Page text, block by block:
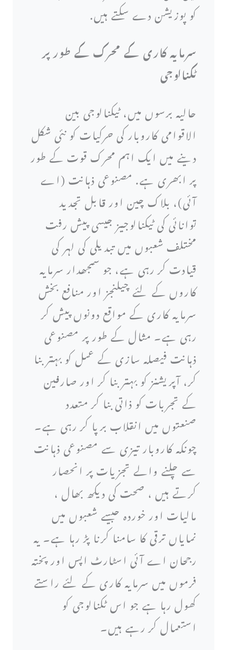
کو پوزیشن دے سکتے ہیں.
سرمایہ کاری کے محرک کے طور پر
ٹکنالوجی
حالیہ برسوں میں، ٹیکنالوجی بین
الاقوامی کاروبار کی حرکیات کو نئی شکل
دینے میں ایک اہم محرک قوت کے طور
پر ابھری ہے. مصنوعی ذہانت (اے
آئی)، بلاک چین اور قابل تجدید
توانائی کی ٹیکنالوجیز جیسی پیش رفت
مختلف شعبوں میں تبدیلی کی لہر کی
قیادت کر رہی ہے، جو سمجھدار سرمایہ
کاروں کے لئے چیلنجز اور منافع بخش
سرمایہ کاری کے مواقع دونوں پیش کر
رہی ہے۔ مثال کے طور پر مصنوعی
ذہانت فیصلہ سازی کے عمل کو بہتر بنا
کر، آپریشنز کو بہتر بنا کر اور صارفین
کے تجربات کو ذاتی بنا کر متعدد
صنعتوں میں انقلاب برپا کر رہی ہے۔
چونکہ کاروبار تیزی سے مصنوعی ذہانت
سے چلنے والے تجزیات پر انحصار
کرتے ہیں ، صحت کی دیکھ بھال ،
مالیات اور خوردہ جیسے شعبوں میں
نمایاں ترقی کا سامنا کرنا پڑ رہا ہے۔ یہ
رجحان اے آئی اسٹارٹ اپس اور پختہ
فرموں میں سرمایہ کاری کے لئے راستے
کھول رہا ہے جو اس ٹکنالوجی کو
استعمال کر رہے ہیں۔